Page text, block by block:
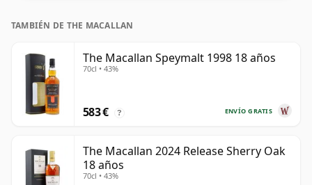
TAMBIÉN DE THE MACALLAN
The Macallan Speymalt 1998 18 años
70cl • 43%
ENVÍO GRATIS
583 € ?
The Macallan 2024 Release Sherry Oak
18 años
70cl • 43%